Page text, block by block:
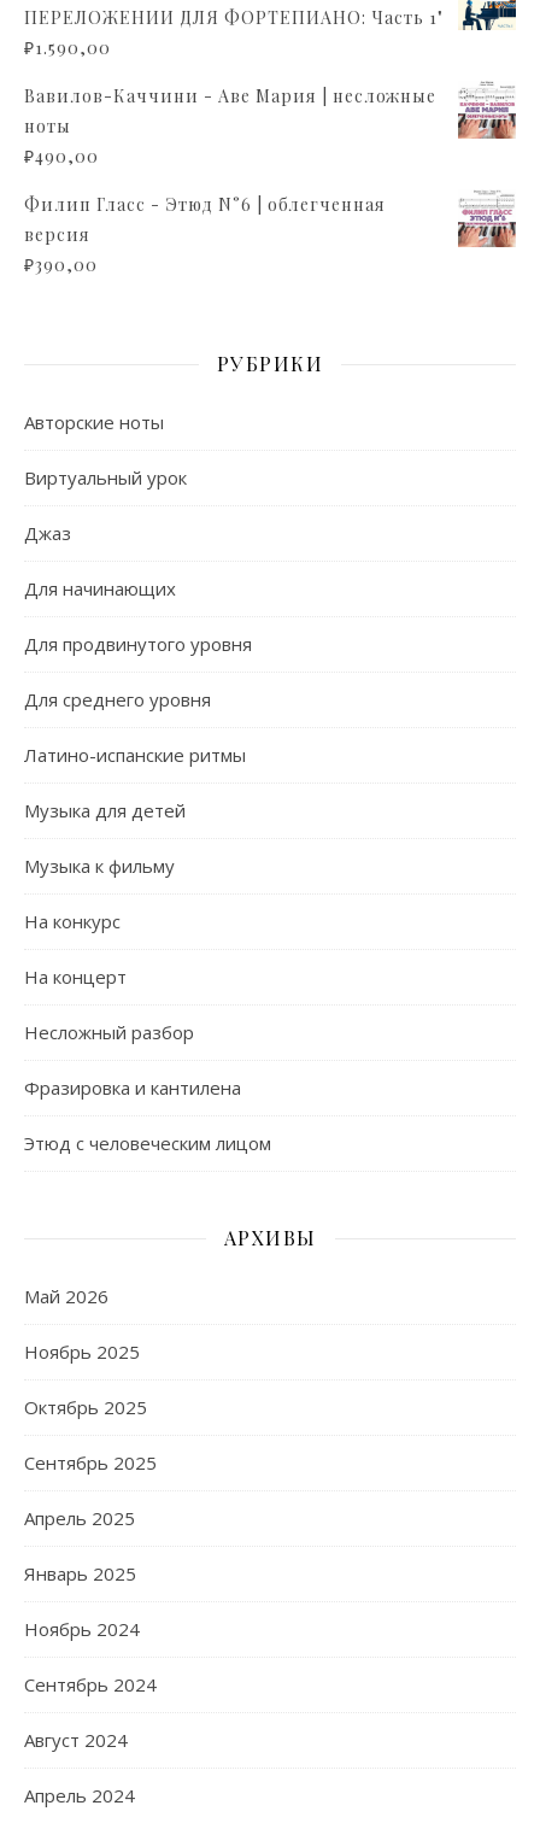
ПЕРЕЛОЖЕНИИ ДЛЯ ФОРТЕПИАНО: Часть 1"
₽1.590,00
Вавилов-Каччини - Аве Мария | несложные
ноты
₽490,00
Филип Гласс - Этюд N°6 | облегченная
версия
₽390,00
РУБРИКИ
Авторские ноты
Виртуальный урок
Джаз
Для начинающих
Для продвинутого уровня
Для среднего уровня
Латино-испанские ритмы
Музыка для детей
Музыка к фильму
На конкурс
На концерт
Несложный разбор
Фразировка и кантилена
Этюд с человеческим лицом
АРХИВЫ
Май 2026
Ноябрь 2025
Октябрь 2025
Сентябрь 2025
Апрель 2025
Январь 2025
Ноябрь 2024
Сентябрь 2024
Август 2024
Апрель 2024